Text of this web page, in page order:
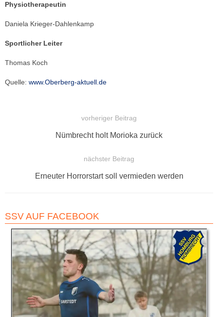
Physiotherapeutin
Daniela Krieger-Dahlenkamp
Sportlicher Leiter
Thomas Koch
Quelle: www.Oberberg-aktuell.de
vorheriger Beitrag
Vorheriger
Nümbrecht holt Morioka zurück
nächster Beitrag
Nächster
Erneuter Horrorstart soll vermieden werden
SSV AUF FACEBOOK